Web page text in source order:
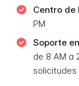
Centro de
PM
Soporte
de 8 AM a